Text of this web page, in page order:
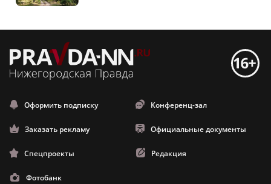
Оформить подписку Конференц-зал
Заказать рекламу Официальные документы
Спецпроекты Редакция
Фотобанк